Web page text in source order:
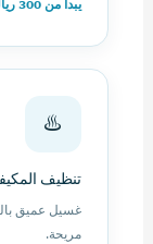
يبدأ من 300 ريال
♨️
تنظيف
غسيل عميق
مريحة.